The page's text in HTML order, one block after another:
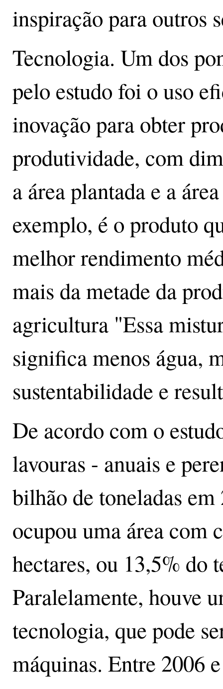
inspiração para outros
Tecnologia. Um dos
pelo estudo foi o uso
inovação para obter
produtividade, com
a área plantada e a
exemplo, é o produto
melhor rendimento
mais da metade da
agricultura "Essa
significa menos água,
sustentabilidade e
De acordo com o
lavouras - anuais e
bilhão de toneladas
ocupou uma área com
hectares, ou 13,5%
Paralelamente, houve
tecnologia, que pode
máquinas. Entre 2006